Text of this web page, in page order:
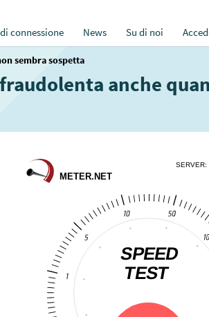
connessione News Su di noi
sembra sospetta
anche